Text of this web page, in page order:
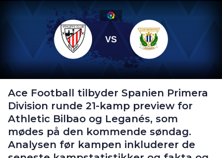
Ace Football tilbyder Spanien Primera
Division runde 21-kamp preview for
Athletic Bilbao og Leganés, som
mødes på den kommende søndag.
Analysen før kampen inkluderer de